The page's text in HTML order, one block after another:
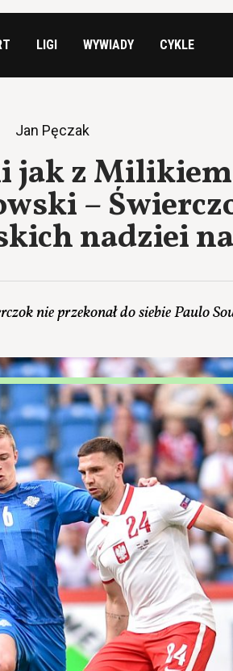
LIGI WYWIADY CYKLE
Jan Pęczak
jak z Milikiem
–
nadziei
nie przekonał do siebie Paulo